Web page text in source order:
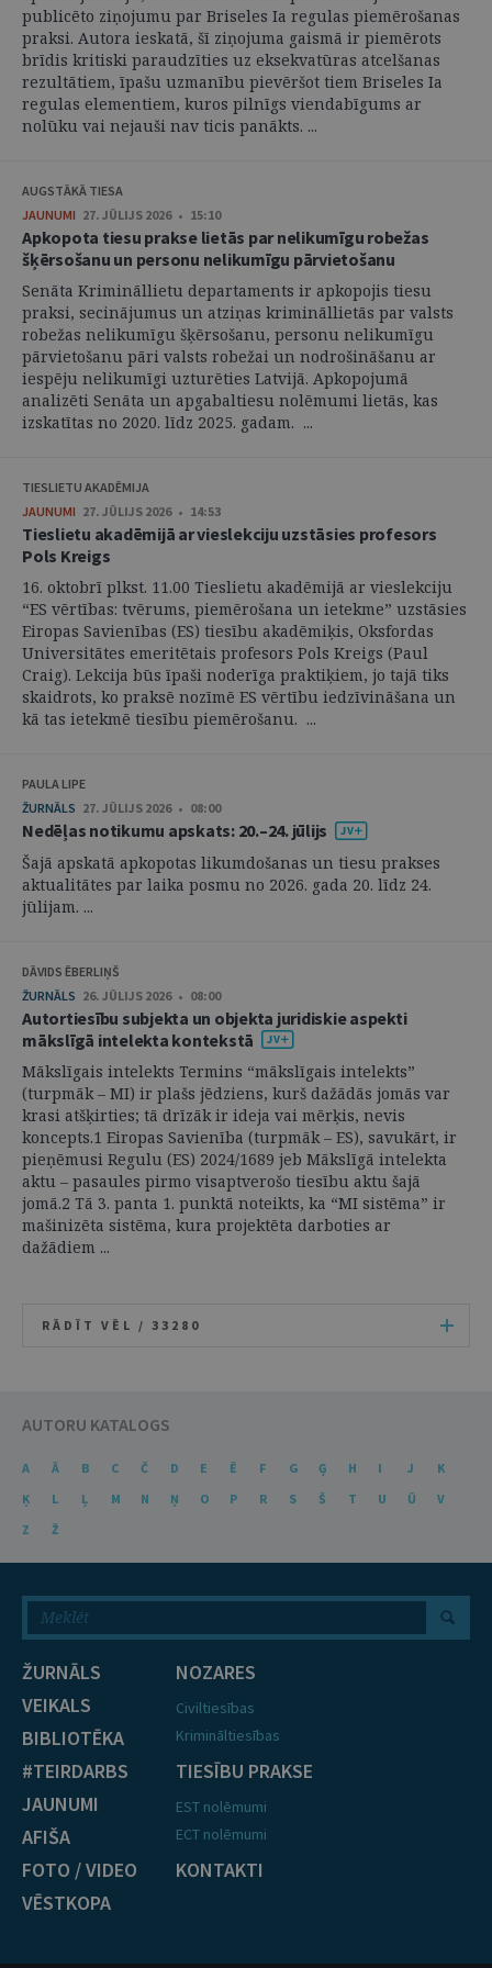
publicēto ziņojumu par Briseles Ia regulas piemērošanas
praksi. Autora ieskatā, šī ziņojuma gaismā ir piemērots
brīdis kritiski paraudzīties uz eksekvatūras atcelšanas
rezultātiem, īpašu uzmanību pievēršot tiem Briseles Ia
regulas elementiem, kuros pilnīgs viendabīgums ar
nolūku vai nejauši nav ticis panākts. ...
AUGSTĀKĀ TIESA
JAUNUMI 27. JŪLIJS 2026 • 15:10
Apkopota tiesu prakse lietās par nelikumīgu robežas
šķērsošanu un personu nelikumīgu pārvietošanu
Senāta Krimināllietu departaments ir apkopojis tiesu
praksi, secinājumus un atziņas krimināllietās par valsts
robežas nelikumīgu šķērsošanu, personu nelikumīgu
pārvietošanu pāri valsts robežai un nodrošināšanu ar
iespēju nelikumīgi uzturēties Latvijā. Apkopojumā
analizēti Senāta un apgabaltiesu nolēmumi lietās, kas
izskatītas no 2020. līdz 2025. gadam. ...
TIESLIETU AKADĒMIJA
JAUNUMI 27. JŪLIJS 2026 • 14:53
Tieslietu akadēmijā ar vieslekciju uzstāsies profesors
Pols Kreigs
16. oktobrī plkst. 11.00 Tieslietu akadēmijā ar vieslekciju
“ES vērtības: tvērums, piemērošana un ietekme” uzstāsies
Eiropas Savienības (ES) tiesību akadēmiķis, Oksfordas
Universitātes emeritētais profesors Pols Kreigs (Paul
Craig). Lekcija būs īpaši noderīga praktiķiem, jo tajā tiks
skaidrots, ko praksē nozīmē ES vērtību iedzīvināšana un
kā tas ietekmē tiesību piemērošanu. ...
PAULA LIPE
ŽURNĀLS 27. JŪLIJS 2026 • 08:00
Nedēļas notikumu apskats: 20.–24. jūlijs
Šajā apskatā apkopotas likumdošanas un tiesu prakses
aktualitātes par laika posmu no 2026. gada 20. līdz 24.
jūlijam. ...
DĀVIDS ĒBERLIŅŠ
ŽURNĀLS 26. JŪLIJS 2026 • 08:00
Autortiesību subjekta un objekta juridiskie aspekti
mākslīgā intelekta kontekstā
Mākslīgais intelekts Termins “mākslīgais intelekts”
(turpmāk – MI) ir plašs jēdziens, kurš dažādās jomās var
krasi atšķirties; tā drīzāk ir ideja vai mērķis, nevis
koncepts.1 Eiropas Savienība (turpmāk – ES), savukārt, ir
pieņēmusi Regulu (ES) 2024/1689 jeb Mākslīgā intelekta
aktu – pasaules pirmo visaptverošo tiesību aktu šajā
jomā.2 Tā 3. panta 1. punktā noteikts, ka “MI sistēma” ir
mašinizēta sistēma, kura projektēta darboties ar
dažādiem ...
RĀDĪT VĒL / 33280
AUTORU KATALOGS
A Ā B C Č D E Ē F G Ģ H I J
K
Ķ
L Ļ M N Ņ O P R S Š T U Ū
V
Z
Ž
ŽURNĀLS
VEIKALS
BIBLIOTĒKA
#TEIRDARBS
JAUNUMI
AFIŠA
FOTO / VIDEO
VĒSTKOPA
NOZARES
Civiltiesības
Krimināltiesības
TIESĪBU PRAKSE
EST nolēmumi
ECT nolēmumi
KONTAKTI